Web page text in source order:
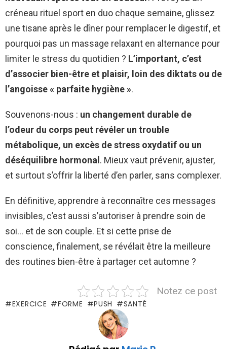
créneau rituel sport en duo chaque semaine, glissez
une tisane après le dîner pour remplacer le digestif, et
pourquoi pas un massage relaxant en alternance pour
limiter le stress du quotidien ? L’important, c’est
d’associer bien-être et plaisir, loin des diktats ou de
l’angoisse « parfaite hygiène ».
Souvenons-nous : un changement durable de
l’odeur du corps peut révéler un trouble
métabolique, un excès de stress oxydatif ou un
déséquilibre hormonal . Mieux vaut prévenir, ajuster,
et surtout s’offrir la liberté d’en parler, sans complexer.
En définitive, apprendre à reconnaître ces messages
invisibles, c’est aussi s’autoriser à prendre soin de
soi… et de son couple. Et si cette prise de
conscience, finalement, se révélait être la meilleure
des routines bien-être à partager cet automne ?
Notez ce post
EXERCICE FORME PUSH SANTÉ